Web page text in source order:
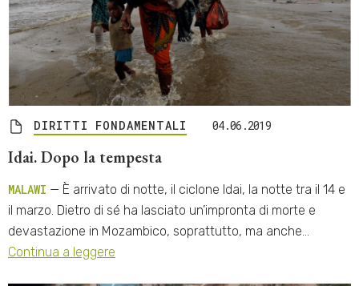
DIRITTI FONDAMENTALI 04.06.2019
Idai. Dopo la tempesta
MALAWI — È arrivato di notte, il ciclone Idai, la notte tra il 14 e
il marzo. Dietro di sé ha lasciato un’impronta di morte e
devastazione in Mozambico, soprattutto, ma anche…
Continua a leggere